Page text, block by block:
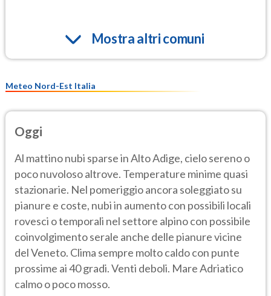
Mostra altri comuni
Meteo Nord-Est Italia
Oggi
Al mattino nubi sparse in Alto Adige, cielo sereno o
poco nuvoloso altrove. Temperature minime quasi
stazionarie. Nel pomeriggio ancora soleggiato su
pianure e coste, nubi in aumento con possibili locali
rovesci o temporali nel settore alpino con possibile
coinvolgimento serale anche delle pianure vicine
del Veneto. Clima sempre molto caldo con punte
prossime ai 40 gradi. Venti deboli. Mare Adriatico
calmo o poco mosso.